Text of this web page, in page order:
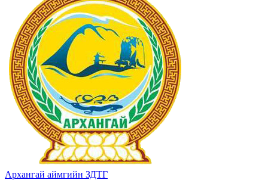
Архангай аймгийн ЗДТГ